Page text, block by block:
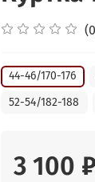
44-46/170-176
52-54/182-188
3 100 ₽